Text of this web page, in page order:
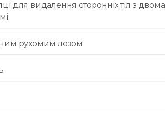
для видалення сторонніх тіл з двома
рухомим лезом